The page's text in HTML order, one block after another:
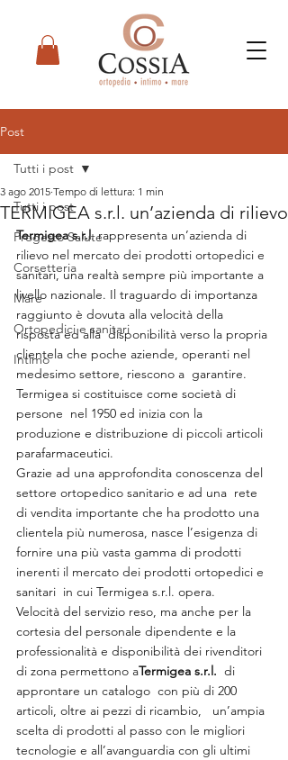
Post
Tutti i post
Progetto Salute
Corsetteria
Mare
Ortopedici e sanitari
Intimo
Tutti i post
TERMIGEA s.r.l. un’azienda di rilievo
3 ago 2015 Tempo di lettura: 1 min
Termigea s.r.l. rappresenta un’azienda di
rilievo nel mercato dei prodotti ortopedici e
sanitari, una realtà sempre più importante a
livello nazionale. Il traguardo di importanza
raggiunto è dovuta alla velocità della
risposta ed alla  disponibilità verso la propria
clientela che poche aziende, operanti nel
medesimo settore, riescono a  garantire.
Termigea si costituisce come società di
persone  nel 1950 ed inizia con la
produzione e distribuzione di piccoli articoli
parafarmaceutici.
Grazie ad una approfondita conoscenza del
settore ortopedico sanitario e ad una  rete
di vendita importante che ha prodotto una
clientela più numerosa, nasce l’esigenza di
fornire una più vasta gamma di prodotti
inerenti il mercato dei prodotti ortopedici e
sanitari  in cui Termigea s.r.l. opera.
Velocità del servizio reso, ma anche per la
cortesia del personale dipendente e la
professionalità e disponibilità dei rivenditori
di zona permettono aTermigea s.r.l. di
approntare un catalogo  con più di 200
articoli, oltre ai pezzi di ricambio,   un’ampia
scelta di prodotti al passo con le migliori
tecnologie e all’avanguardia con gli ultimi